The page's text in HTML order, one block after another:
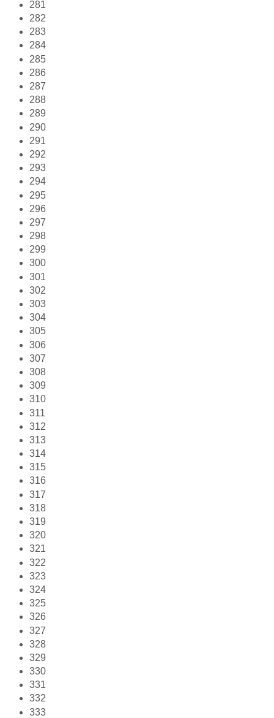
281
282
283
284
285
286
287
288
289
290
291
292
293
294
295
296
297
298
299
300
301
302
303
304
305
306
307
308
309
310
311
312
313
314
315
316
317
318
319
320
321
322
323
324
325
326
327
328
329
330
331
332
333